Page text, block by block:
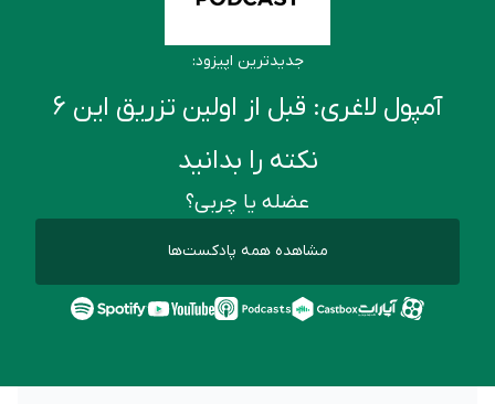
جدیدترین اپیزود:
آمپول لاغری: قبل از اولین تزریق این ۶
نکته را بدانید
عضله یا چربی؟
مشاهده همه پادکست‌ها